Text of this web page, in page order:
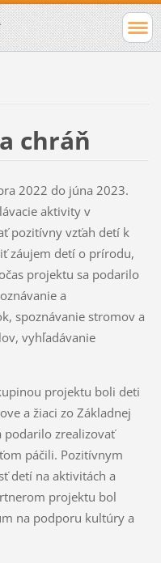
chráň
2022 do júna 2023.
aktivity v
pozitívny vzťah detí k
záujem detí o prírodu,
projektu sa podarilo
a
spoznávanie stromov a
vyhľadávanie
projektu boli deti
a žiaci zo Základnej
podarilo zrealizovať
páčili. Pozitívnym
detí na aktivitách a
projektu bol
na podporu kultúry a